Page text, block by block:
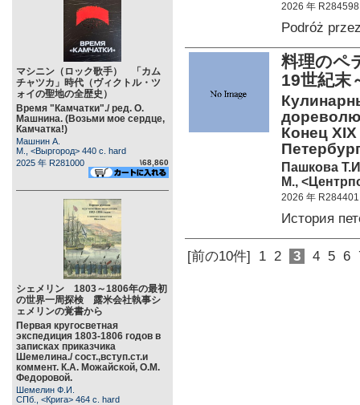
マシニン（ロック歌手） 「カム
チャツカ」時代（ヴィクトル・ツ
ォイの聖地の全歴史）
Время "Камчатки"./ ред. О.
Машнина. (Возьми мое сердце,
Камчатка!)
Машнин А.
М., <Выргород> 440 c. hard
2025 年 R281000
\68,860
シェメリン 1803～1806年の最初
の世界一周探検 露米会社執事シ
ェメリンの覚書から
Первая кругосветная
экспедиция 1803-1806 годов в
записках приказчика
Шемелина./ сост.,вступ.ст.и
коммент. К.А. Можайской, О.М.
Федоровой.
Шемелин Ф.И.
СПб., <Крига> 464 c. hard
2026 年 R284598
Podróż
料理の
19世紀末
Конец
Пашкова
М.,
2026 年 R284401
История
[前の10件] 1 2 3 4 5 6